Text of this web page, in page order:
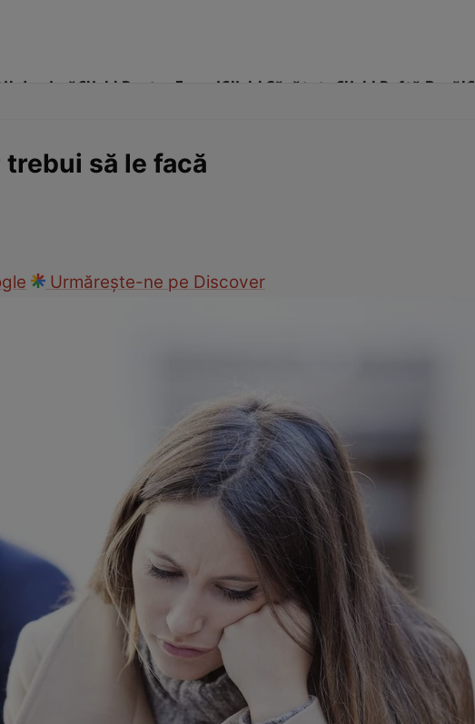
de viațăClick! Pentru FemeiClick! Sănătate Click! Poftă Bună!
să le facă
Urmărește-ne pe Discover